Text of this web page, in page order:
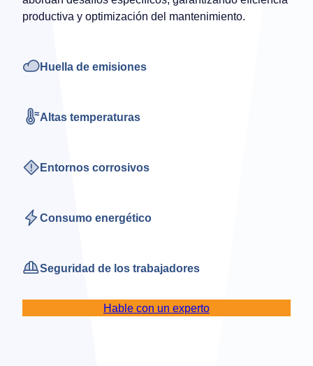
productiva y optimización del mantenimiento.
Huella de emisiones
Altas temperaturas
Entornos corrosivos
Consumo energético
Seguridad de los trabajadores
Hable con un experto